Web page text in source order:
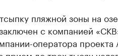
пляжной зоны на
с компанией
оператора проекта